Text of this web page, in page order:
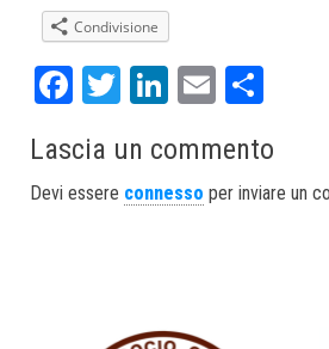
Condivisione
Fa
bo
ok
T
tt
er
Li
ed
In
E
ail re
Lascia un commento
Devi essere connesso per inviare un